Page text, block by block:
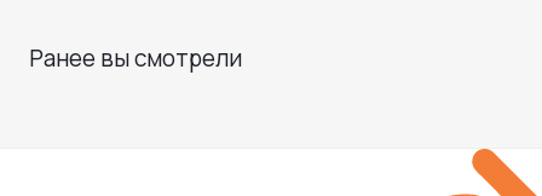
Ранее вы смотрели